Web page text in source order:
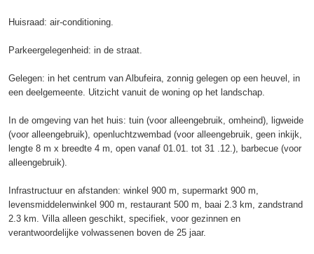
Huisraad: air-conditioning.
Parkeergelegenheid: in de straat.
Gelegen: in het centrum van Albufeira, zonnig gelegen op een heuvel, in
een deelgemeente. Uitzicht vanuit de woning op het landschap.
In de omgeving van het huis: tuin (voor alleengebruik, omheind), ligweide
(voor alleengebruik), openluchtzwembad (voor alleengebruik, geen inkijk,
lengte 8 m x breedte 4 m, open vanaf 01.01. tot 31 .12.), barbecue (voor
alleengebruik).
Infrastructuur en afstanden: winkel 900 m, supermarkt 900 m,
levensmiddelenwinkel 900 m, restaurant 500 m, baai 2.3 km, zandstrand
2.3 km. Villa alleen geschikt, specifiek, voor gezinnen en
verantwoordelijke volwassenen boven de 25 jaar.